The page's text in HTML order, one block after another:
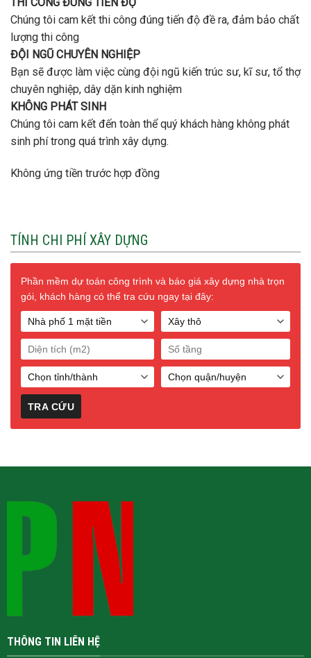
Chúng tôi cam kết thi công đúng tiến độ đề ra, đảm bảo chất
lượng thi công
ĐỘI NGŨ CHUYÊN NGHIỆP
Bạn sẽ được làm việc cùng đội ngũ kiến trúc sư, kĩ sư, tổ thợ
chuyên nghiệp, dây dặn kinh nghiệm
KHÔNG PHÁT SINH
Chúng tôi cam kết đến toàn thể quý khách hàng không phát
sinh phí trong quá trình xây dựng.
Không ứng tiền trước hợp đồng
TÍNH CHI PHÍ XÂY DỰNG
Phần mềm dự toán công trình và báo giá xây dựng nhà trọn
gói, khách hàng có thể tra cứu ngay tại đây:
THÔNG TIN LIÊN HỆ